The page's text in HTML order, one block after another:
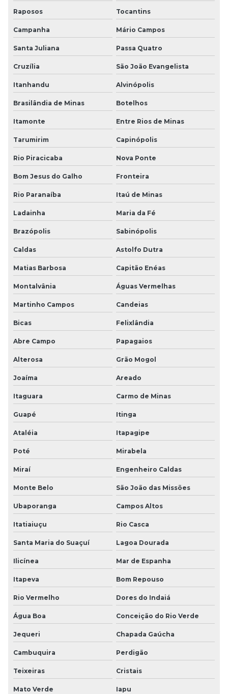
Raposos Tocantins
Campanha Mário Campos
Santa Juliana Passa Quatro
Cruzília São João Evangelista
Itanhandu Alvinópolis
Brasilândia de Minas Botelhos
Itamonte Entre Rios de Minas
Tarumirim Capinópolis
Rio Piracicaba Nova Ponte
Bom Jesus do Galho Fronteira
Rio Paranaíba Itaú de Minas
Ladainha Maria da Fé
Brazópolis Sabinópolis
Caldas Astolfo Dutra
Matias Barbosa Capitão Enéas
Montalvânia Águas Vermelhas
Martinho Campos Candeias
Bicas Felixlândia
Abre Campo Papagaios
Alterosa Grão Mogol
Joaíma Areado
Itaguara Carmo de Minas
Guapé Itinga
Ataléia Itapagipe
Poté Mirabela
Miraí Engenheiro Caldas
Monte Belo São João das Missões
Ubaporanga Campos Altos
Itatiaiuçu Rio Casca
Santa Maria do Suaçuí Lagoa Dourada
Ilicínea Mar de Espanha
Itapeva Bom Repouso
Rio Vermelho Dores do Indaiá
Água Boa Conceição do Rio Verde
Jequeri Chapada Gaúcha
Cambuquira Perdigão
Teixeiras Cristais
Mato Verde Iapu